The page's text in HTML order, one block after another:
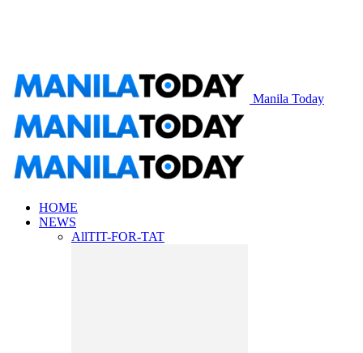
Manila Today
HOME
NEWS
AllTIT-FOR-TAT